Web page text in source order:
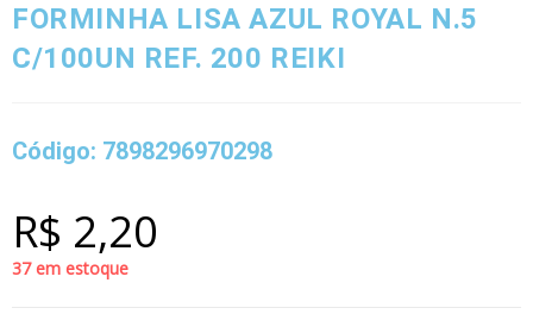
FORMINHA LISA AZUL ROYAL N.5
C/100UN REF. 200 REIKI
Código: 7898296970298
R$ 2,20
37 em estoque